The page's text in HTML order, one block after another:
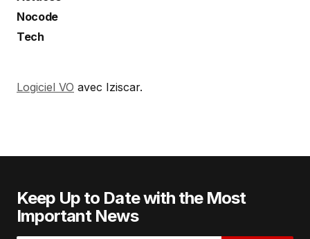
Nocode
Tech
Logiciel VO avec Iziscar.
Keep Up to Date with the Most
Important News